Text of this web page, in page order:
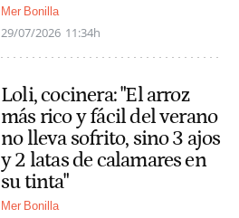
Mer Bonilla
29/07/2026 11:34h
Loli, cocinera: "El arroz
más rico y fácil del verano
no lleva sofrito, sino 3 ajos
y 2 latas de calamares en
su tinta"
Mer Bonilla